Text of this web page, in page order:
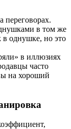
переговорах.
в том же
в однушке, но это
в иллюзиях
часто
на хороший